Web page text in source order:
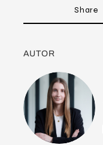
Share
AUTOR